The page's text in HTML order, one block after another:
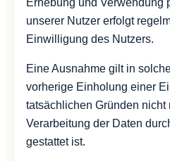
Erhebung und Verwendung
unserer Nutzer erfolgt
Einwilligung des Nutzers.
Eine Ausnahme gilt in
vorherige Einholung einer
tatsächlichen Gründen nicht
Verarbeitung der Daten
gestattet ist.